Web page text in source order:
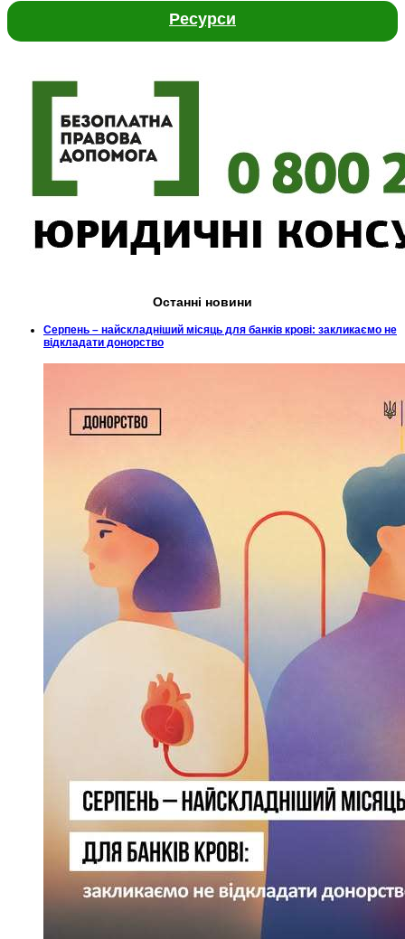
Ресурси
Останні новини
Серпень – найскладніший місяць для банків крові: закликаємо не
відкладати донорство